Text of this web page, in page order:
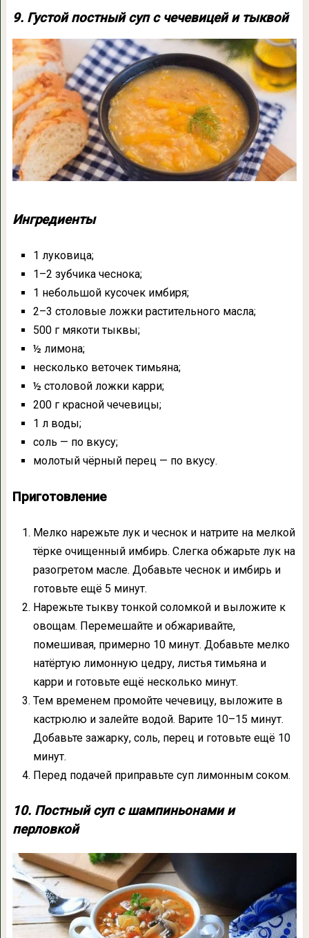
9. Густой постный суп с чечевицей и тыквой
Ингредиенты
1 луковица;
1–2 зубчика чеснока;
1 небольшой кусочек имбиря;
2–3 столовые ложки растительного масла;
500 г мякоти тыквы;
½ лимона;
несколько веточек тимьяна;
½ столовой ложки карри;
200 г красной чечевицы;
1 л воды;
соль — по вкусу;
молотый чёрный перец — по вкусу.
Приготовление
Мелко нарежьте лук и чеснок и натрите на мелкой
тёрке очищенный имбирь. Слегка обжарьте лук на
разогретом масле. Добавьте чеснок и имбирь и
готовьте ещё 5 минут.
Нарежьте тыкву тонкой соломкой и выложите к
овощам. Перемешайте и обжаривайте,
помешивая, примерно 10 минут. Добавьте мелко
натёртую лимонную цедру, листья тимьяна и
карри и готовьте ещё несколько минут.
Тем временем промойте чечевицу, выложите в
кастрюлю и залейте водой. Варите 10–15 минут.
Добавьте зажарку, соль, перец и готовьте ещё 10
минут.
Перед подачей приправьте суп лимонным соком.
10. Постный суп с шампиньонами и
перловкой